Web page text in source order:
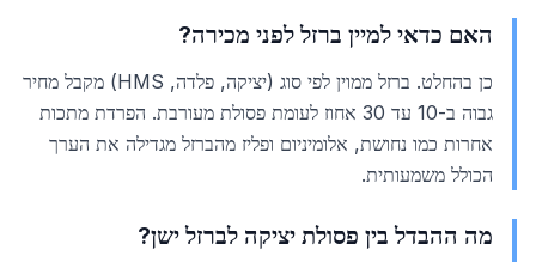
האם כדאי למיין ברזל לפני מכירה?
כן בהחלט. ברזל ממוין לפי סוג (יציקה, פלדה, HMS) מקבל מחיר
גבוה ב-10 עד 30 אחוז לעומת פסולת מעורבת. הפרדת מתכות
אחרות כמו נחושת, אלומיניום ופליז מהברזל מגדילה את הערך
הכולל משמעותית.
מה ההבדל בין פסולת יציקה לברזל ישן?